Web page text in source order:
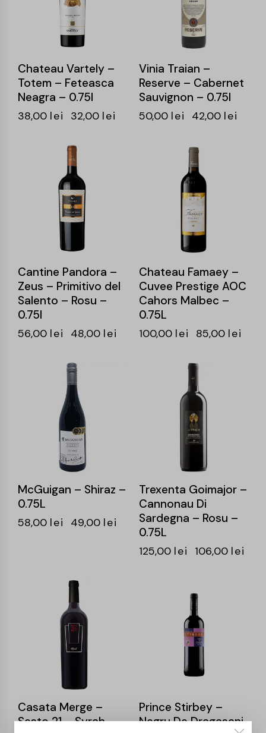
Chateau Vartely –
Totem – Feteasca
Neagra – 0.75l
38,00 lei 32,00 lei
Vinia Traian –
Reserve – Cabernet
Sauvignon – 0.75l
50,00 lei 42,00 lei
Cantine Pandora –
Zeus – Primitivo del
Salento – Rosu –
0.75l
56,00 lei 48,00 lei
Chateau Famaey –
Cuvee Prestige AOC
Cahors Malbec –
0.75L
100,00 lei 85,00 lei
McGuigan – Shiraz –
0.75L
58,00 lei 49,00 lei
Trexenta Goimajor –
Cannonau Di
Sardegna – Rosu –
0.75L
125,00 lei 106,00 lei
Casata Merge –
Sesto 21 – Syrah –
Prince Stirbey –
Negru De Dragasani